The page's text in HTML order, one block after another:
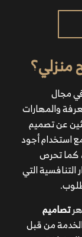
منزلي؟
مجال
والمهارات
عن تصميم
استخدام أجود
كما تحرص
التي
تصاميم
من قبل